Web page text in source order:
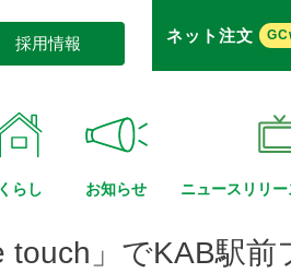
採用情報
くらし お知らせ ニュースリリー
ネット注文
touch」でKAB駅前